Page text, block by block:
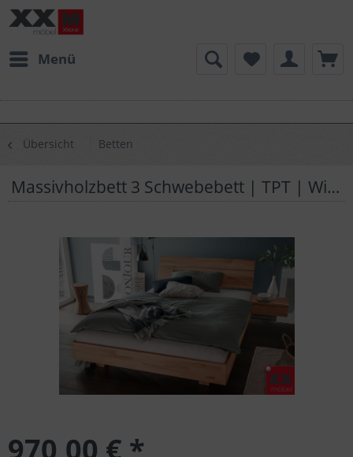
Menü
Übersicht Betten
Massivholzbett 3 Schwebebett | TPT | Wildeiche Massivholz | 03